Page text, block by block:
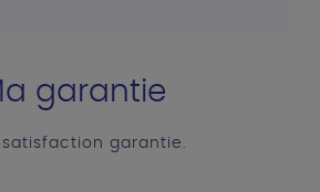
garantie
satisfaction garantie.